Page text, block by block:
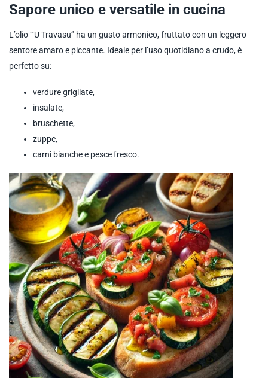
Sapore unico e versatile in cucina
L’olio “‘U Travasu” ha un gusto armonico, fruttato con un leggero
sentore amaro e piccante. Ideale per l’uso quotidiano a crudo, è
perfetto su:
verdure grigliate,
insalate,
bruschette,
zuppe,
carni bianche e pesce fresco.